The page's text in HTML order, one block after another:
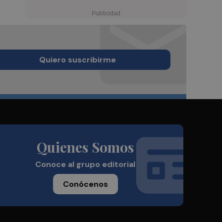
Quiero suscribirme
Quienes Somos
Conoce al grupo editorial
Conócenos